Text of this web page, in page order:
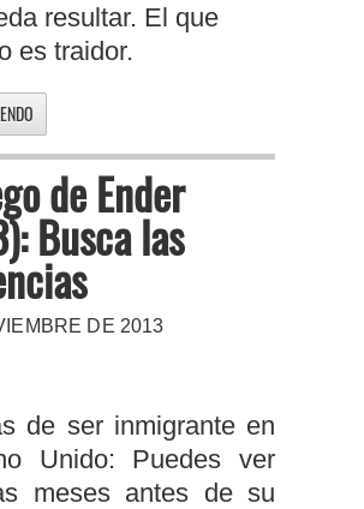
resultar. El que
es traidor.
de Ender
Busca las
DE 2013
de ser inmigrante en
Unido: Puedes ver
meses antes de su